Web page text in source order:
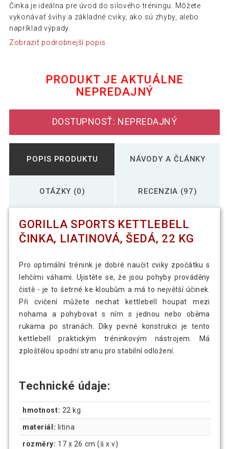
Činka je ideálna pre úvod do silového tréningu. Môžete
vykonávať švihy a základné cviky, ako sú zhyby, alebo
napríklad výpady.
Zobraziť podrobnejší popis
PRODUKT JE AKTUÁLNE
NEPREDAJNÝ
DOSTUPNOSŤ: NEPREDAJNÝ
POPIS PRODUKTU NÁVODY A ČLÁNKY
OTÁZKY (0) RECENZIA (97)
GORILLA SPORTS KETTLEBELL
ČINKA, LIATINOVÁ, ŠEDÁ, 22 KG
Pro optimální trénink je dobré naučit cviky zpočátku s
lehčími váhami. Ujistěte se, že jsou pohyby prováděny
čistě - je to šetrné ke kloubům a má to největší účinek.
Při cvičení můžete nechat kettlebell houpat mezi
nohama a pohybovat s ním s jednou nebo oběma
rukama po stranách. Díky pevné konstrukci je tento
kettlebell praktickým tréninkovým nástrojem. Má
zploštělou spodní stranu pro stabilní odložení.
Technické údaje:
hmotnost: 22 kg
materiál: litina
rozměry: 17 x 26 cm (š x v)